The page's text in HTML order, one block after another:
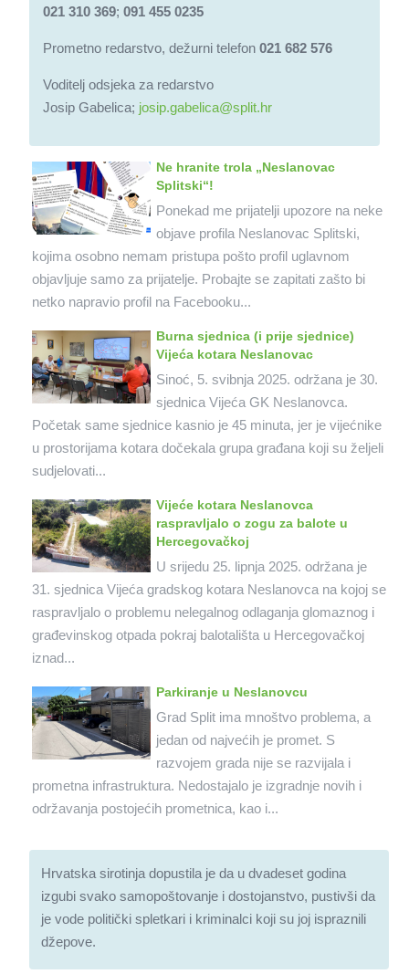
021 310 369; 091 455 0235
Prometno redarstvo, dežurni telefon 021 682 576
Voditelj odsjeka za redarstvo
Josip Gabelica; josip.gabelica@split.hr
Ne hranite trola „Neslanovac
Splitski“!
Ponekad me prijatelji upozore na neke
objave profila Neslanovac Splitski,
kojima osobno nemam pristupa pošto profil uglavnom
objavljuje samo za prijatelje. Probajte se zapitati zašto bi
netko napravio profil na Facebooku...
Burna sjednica (i prije sjednice)
Vijeća kotara Neslanovac
Sinoć, 5. svibnja 2025. održana je 30.
sjednica Vijeća GK Neslanovca.
Početak same sjednice kasnio je 45 minuta, jer je vijećnike
u prostorijama kotara dočekala grupa građana koji su željeli
sudjelovati...
Vijeće kotara Neslanovca
raspravljalo o zogu za balote u
Hercegovačkoj
U srijedu 25. lipnja 2025. održana je
31. sjednica Vijeća gradskog kotara Neslanovca na kojoj se
raspravljalo o problemu nelegalnog odlaganja glomaznog i
građevinskog otpada pokraj balotališta u Hercegovačkoj
iznad...
Parkiranje u Neslanovcu
Grad Split ima mnoštvo problema, a
jedan od najvećih je promet. S
razvojem grada nije se razvijala i
prometna infrastruktura. Nedostajalo je izgradnje novih i
održavanja postojećih prometnica, kao i...
Hrvatska sirotinja dopustila je da u dvadeset godina
izgubi svako samopoštovanje i dostojanstvo, pustivši da
je vode politički spletkari i kriminalci koji su joj ispraznili
džepove.